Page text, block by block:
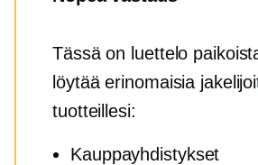
Tässä on luettelo
löytää erinomaisia
tuotteillesi:
Kauppayhdistykset